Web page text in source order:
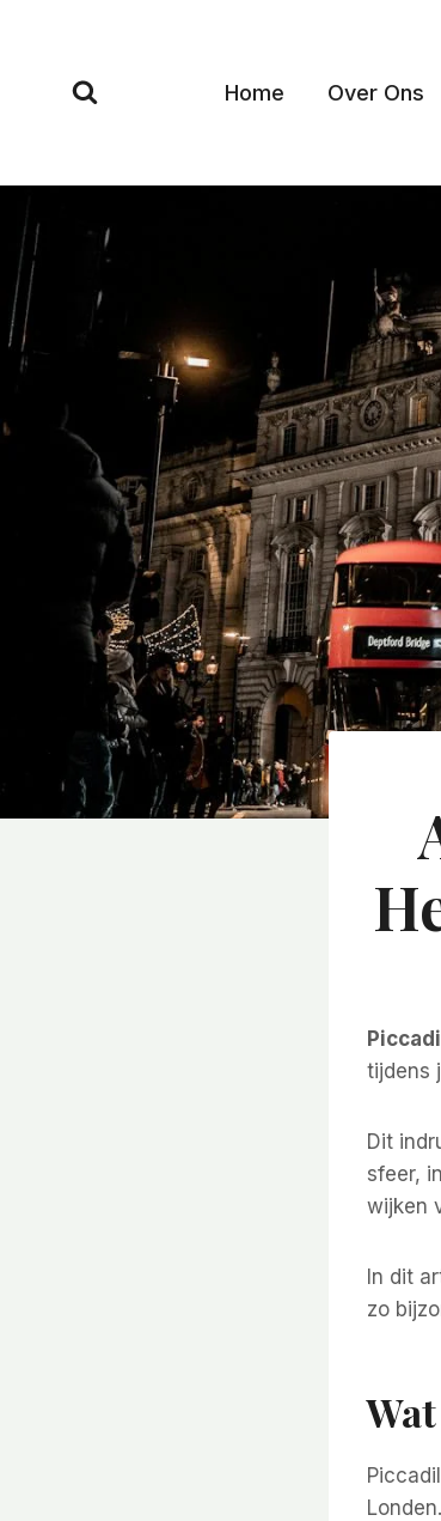
Home Over Ons
tijdens
Dit
sfeer,
wijken
In dit
zo
Londen.